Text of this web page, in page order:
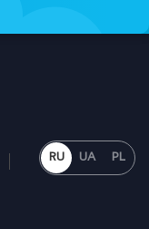
RU UA PL